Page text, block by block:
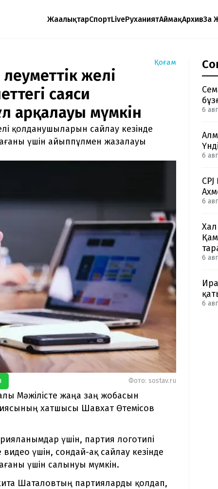
ЖаңалықтарСпортLiveРуханиятАймақАрхивЗаң
Қоғам
желі
саяси
арқалауы мүмкін
қолданушыларын сайлау кезінде
үшін айыппұлмен жазалауы
Фото: sostav.ru
Мәжілісте жаңа заң жобасын
хатшысы Шавхат Өтемісов
үшін, партия логотипі
үшін, сондай-ақ сайлау кезінде
үшін салынуы мүмкін.
Шаталовтың партияларды қолдап,
6
6
6
6
6